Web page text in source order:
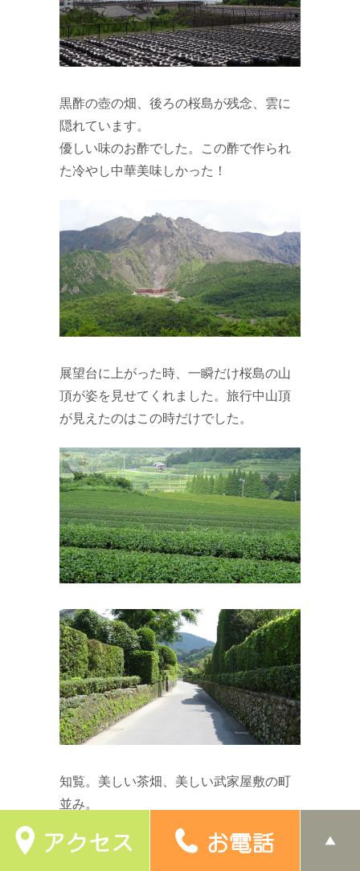
黒酢の壺の畑、後ろの桜島が残念、雲に
隠れています。
優しい味のお酢でした。この酢で作られ
た冷やし中華美味しかった！
展望台に上がった時、一瞬だけ桜島の山
頂が姿を見せてくれました。旅行中山頂
が見えたのはこの時だけでした。
知覧。美しい茶畑、美しい武家屋敷の町
並み。
知覧特攻平和会館の展示は正視できませ
んでした。